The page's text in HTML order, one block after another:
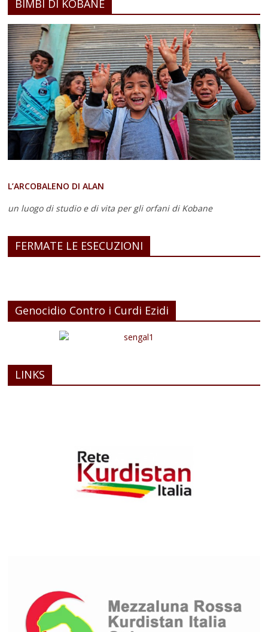
BIMBI DI KOBANE
L’ARCOBALENO DI ALAN
un luogo di studio e di vita per gli orfani di Kobane
FERMATE LE ESECUZIONI
Genocidio Contro i Curdi Ezidi
LINKS